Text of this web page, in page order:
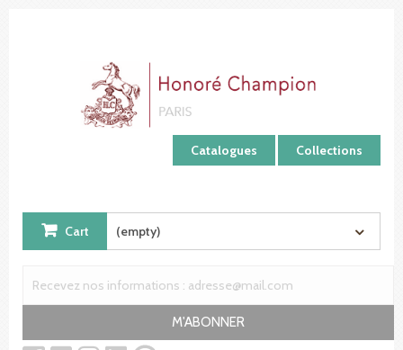
Catalogues Collections
Cart (empty)
M'ABONNER